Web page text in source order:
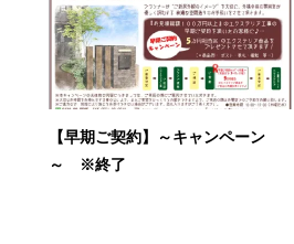
【早期ご契約】～キャンペーン
～ ※終了